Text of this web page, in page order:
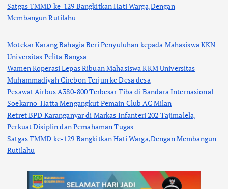
Satgas TMMD ke-129 Bangkitkan Hati Warga,Dengan
Membangun Rutilahu
Motekar Karang Bahagia Beri Penyuluhan kepada Mahasiswa KKN
Universitas Pelita Bangsa
Wamen Koperasi Lepas Ribuan Mahasiswa KKM Universitas
Muhammadiyah Cirebon Terjun ke Desa desa
Pesawat Airbus A380-800 Terbesar Tiba di Bandara Internasional
Soekarno-Hatta Mengangkut Pemain Club AC Milan
Retret BPD Karanganyar di Markas Infanteri 202 Tajimalela,
Perkuat Disiplin dan Pemahaman Tugas
Satgas TMMD ke-129 Bangkitkan Hati Warga,Dengan Membangun
Rutilahu